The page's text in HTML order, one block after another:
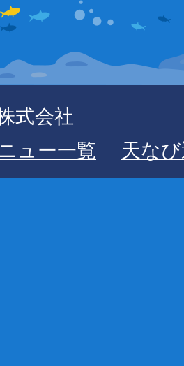
式会社
ュー一覧
天な